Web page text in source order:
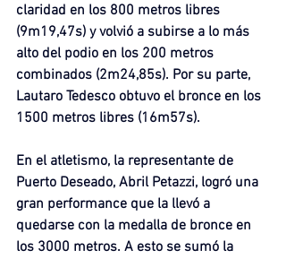
claridad en los 800 metros libres
(9m19,47s) y volvió a subirse a lo más
alto del podio en los 200 metros
combinados (2m24,85s). Por su parte,
Lautaro Tedesco obtuvo el bronce en los
1500 metros libres (16m57s).
En el atletismo, la representante de
Puerto Deseado, Abril Petazzi, logró una
gran performance que la llevó a
quedarse con la medalla de bronce en
los 3000 metros. A esto se sumó la